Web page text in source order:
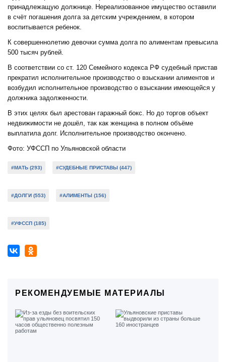
принадлежащую должнице. Нереализованное имущество оставили
в счёт погашения долга за детским учреждением, в котором
воспитывается ребенок.
К совершеннолетию девочки сумма долга по алиментам превысила
500 тысяч рублей.
В соответствии со ст. 120 Семейного кодекса РФ судебный пристав
прекратил исполнительное производство о взыскании алиментов и
возбудил исполнительное производство о взыскании имеющейся у
должника задолженности.
В этих целях был арестован гаражный бокс. Но до торгов объект
недвижимости не дошёл, так как женщина в полном объёме
выплатила долг. Исполнительное производство окончено.
Фото: УФССП по Ульяновской области
#МАТЬ (293) #СУДЕБНЫЕ ПРИСТАВЫ (447)
#ДОЛГИ (553) #АЛИМЕНТЫ (156)
#УФССП (185)
РЕКОМЕНДУЕМЫЕ МАТЕРИАЛЫ